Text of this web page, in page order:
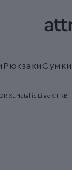
Рюкзаки Сумки
XL Metallic Lilac CT RB